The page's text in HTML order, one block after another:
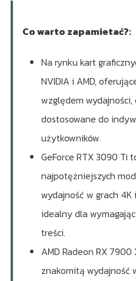
Co warto zapamietać?:
Na rynku kart
NVIDIA i AMD,
względem
dostosowane do
użytkowników.
GeForce RTX 3090 Ti
najpotężniejszych
wydajność w grach 4K
idealny dla
treści.
AMD Radeon RX
znakomitą wydajność